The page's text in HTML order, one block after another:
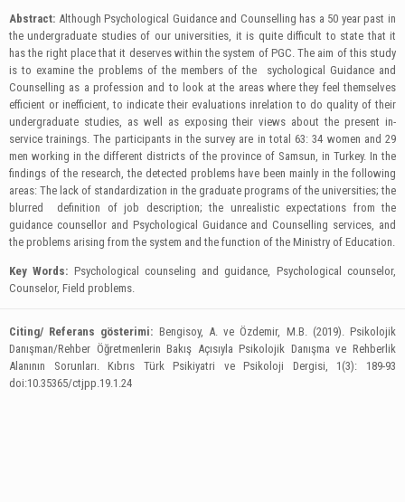
Abstract: Although Psychological Guidance and Counselling has a 50 year past in
the undergraduate studies of our universities, it is quite difficult to state that it
has the right place that it deserves within the system of PGC. The aim of this study
is to examine the problems of the members of the sychological Guidance and
Counselling as a profession and to look at the areas where they feel themselves
efficient or inefficient, to indicate their evaluations inrelation to do quality of their
undergraduate studies, as well as exposing their views about the present in-
service trainings. The participants in the survey are in total 63: 34 women and 29
men working in the different districts of the province of Samsun, in Turkey. In the
findings of the research, the detected problems have been mainly in the following
areas: The lack of standardization in the graduate programs of the universities; the
blurred definition of job description; the unrealistic expectations from the
guidance counsellor and Psychological Guidance and Counselling services, and
the problems arising from the system and the function of the Ministry of Education.
Key Words: Psychological counseling and guidance, Psychological counselor,
Counselor, Field problems.
Citing/ Referans gösterimi: Bengisoy, A. ve Özdemir, M.B. (2019). Psikolojik
Danışman/Rehber Öğretmenlerin Bakış Açısıyla Psikolojik Danışma ve Rehberlik
Alanının Sorunları.Kıbrıs Türk Psikiyatri ve Psikoloji Dergisi, 1(3): 189-93
doi:10.35365/ctjpp.19.1.24